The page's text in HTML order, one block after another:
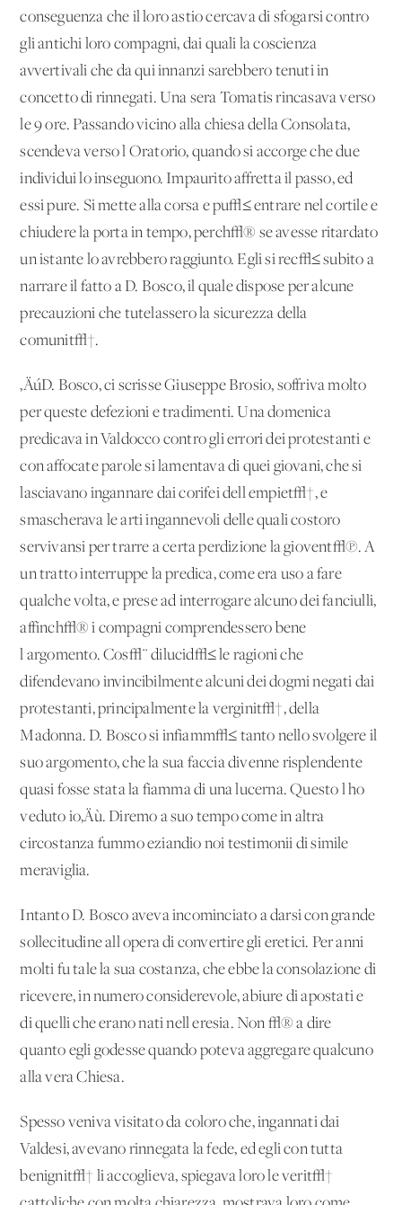
conseguenza che il loro astio cercava di sfogarsi contro
gli antichi loro compagni, dai quali la coscienza
avvertivali che da qui innanzi sarebbero tenuti in
concetto di rinnegati. Una sera Tomatis rincasava verso
le 9 ore. Passando vicino alla chiesa della Consolata,
scendeva verso l'Oratorio, quando si accorge che due
individui lo inseguono. Impaurito affretta il passo, ed
essi pure. Si mette alla corsa e pu√≤ entrare nel cortile e
chiudere la porta in tempo, perch√® se avesse ritardato
un istante lo avrebbero raggiunto. Egli si rec√≤ subito a
narrare il fatto a D. Bosco, il quale dispose per alcune
precauzioni che tutelassero la sicurezza della
comunit√†.
‚ÄúD. Bosco, ci scrisse Giuseppe Brosio, soffriva molto
per queste defezioni e tradimenti. Una domenica
predicava in Valdocco contro gli errori dei protestanti e
con affocate parole si lamentava di quei giovani, che si
lasciavano ingannare dai corifei dell'empiet√†, e
smascherava le arti ingannevoli delle quali costoro
servivansi per trarre a certa perdizione la giovent√π. A
un tratto interruppe la predica, come era uso a fare
qualche volta, e prese ad interrogare alcuno dei fanciulli,
affinch√® i compagni comprendessero bene
l'argomento. Cos√¨ dilucid√≤ le ragioni che
difendevano invincibilmente alcuni dei dogmi negati dai
protestanti, principalmente la verginit√†, della
Madonna. D. Bosco si infiamm√≤ tanto nello svolgere il
suo argomento, che la sua faccia divenne risplendente
quasi fosse stata la fiamma di una lucerna. Questo l'ho
veduto io‚Äù. Diremo a suo tempo come in altra
circostanza fummo eziandio noi testimonii di simile
meraviglia.
Intanto D. Bosco aveva incominciato a darsi con grande
sollecitudine all'opera di convertire gli eretici. Per anni
molti fu tale la sua costanza, che ebbe la consolazione di
ricevere, in numero considerevole, abiure di apostati e
di quelli che erano nati nell'eresia. Non √® a dire
quanto egli godesse quando poteva aggregare qualcuno
alla vera Chiesa.
Spesso veniva visitato da coloro che, ingannati dai
Valdesi, avevano rinnegata la fede, ed egli con tutta
benignit√† li accoglieva, spiegava loro le verit√†